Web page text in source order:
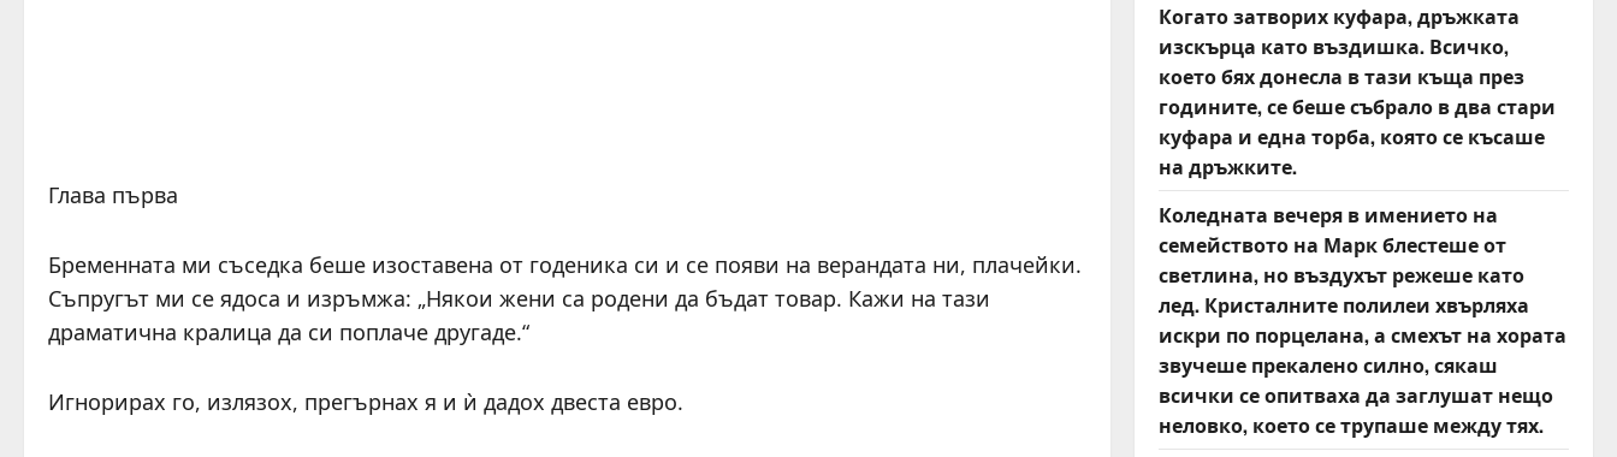
Глава първа
Бременната ми съседка беше изоставена от годеника си и се появи на верандата ни, плачейки.
Съпругът ми се ядоса и изръмжа: „Някои жени са родени да бъдат товар. Кажи на тази
драматична кралица да си поплаче другаде.“
Игнорирах го, излязох, прегърнах я и ѝ дадох двеста евро.
Когато затворих куфара, дръжката
изскърца като въздишка. Всичко,
което бях донесла в тази къща през
годините, се беше събрало в два стари
куфара и една торба, която се късаше
на дръжките.
Коледната вечеря в имението на
семейството на Марк блестеше от
светлина, но въздухът режеше като
лед. Кристалните полилеи хвърляха
искри по порцелана, а смехът на хората
звучеше прекалено силно, сякаш
всички се опитваха да заглушат нещо
неловко, което се трупаше между тях.